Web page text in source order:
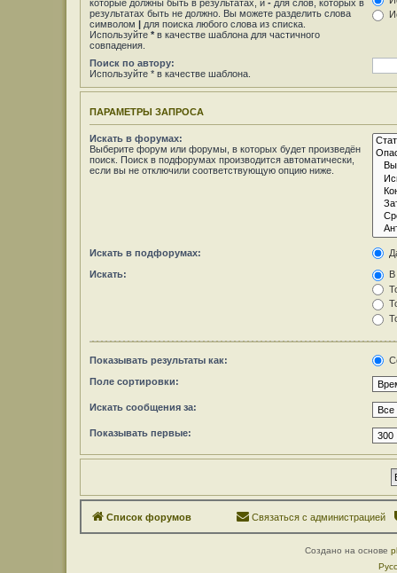
которые должны быть в результатах, и - для слов, которых в
результатах быть не должно. Вы можете разделить слова
символом | для поиска любого слова из списка.
Используйте * в качестве шаблона для частичного
совпадения.
Поиск по автору:
Используйте * в качестве шаблона.
ПАРАМЕТРЫ ЗАПРОСА
Искать в форумах:
Выберите форум или форумы, в которых будет произведён
поиск. Поиск в подфорумах производится автоматически,
если вы не отключили соответствующую опцию ниже.
Искать в подфорумах:
Искать:
В
Показывать результаты как:
Поле сортировки:
Искать сообщения за:
Показывать первые:
Список форумов Связаться с администрацией
Создано на основе